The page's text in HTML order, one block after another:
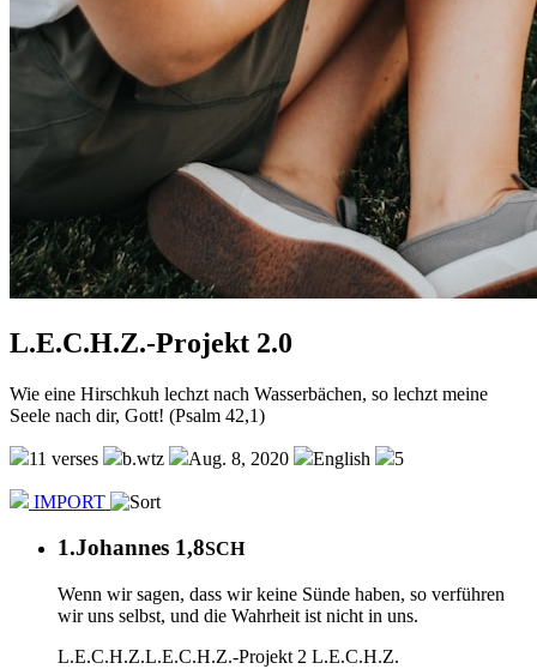
L.E.C.H.Z.-Projekt 2.0
Wie eine Hirschkuh lechzt nach Wasserbächen, so lechzt meine
Seele nach dir, Gott! (Psalm 42,1)
11 verses b.wtz Aug. 8, 2020 English 5
IMPORT
1.Johannes 1,8SCH
Wenn wir sagen, dass wir keine Sünde haben, so verführen
wir uns selbst, und die Wahrheit ist nicht in uns.
L.E.C.H.Z.L.E.C.H.Z.-Projekt 2 L.E.C.H.Z.